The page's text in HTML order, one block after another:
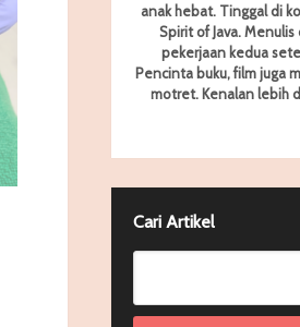
anak hebat. Tinggal di
Spirit of Java.
pekerjaan kedua
Pencinta buku, film juga
motret.Kenalan lebih
Cari Artikel